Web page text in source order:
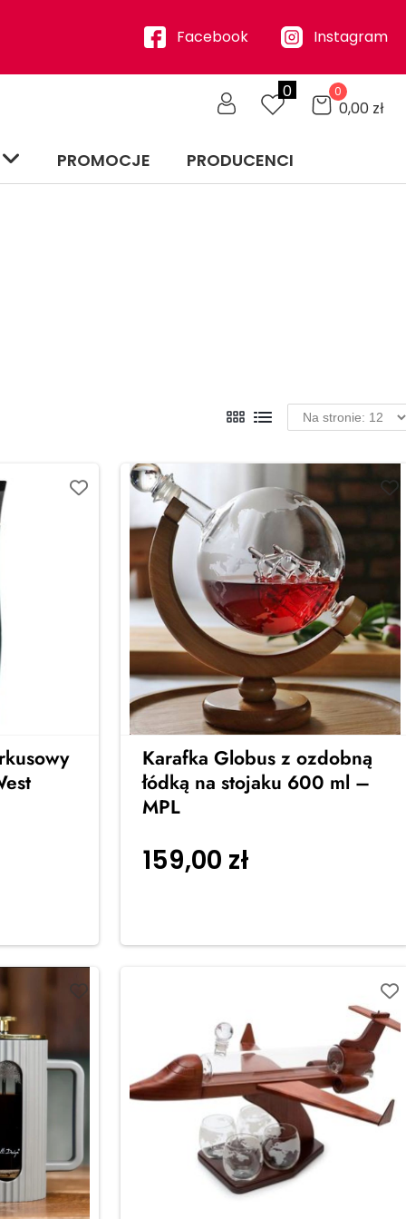
Facebook Instagram
0 0
0,00 zł
PROMOCJE PRODUCENCI
Karafka Globus z ozdobną
łódką na stojaku 600 ml –
MPL
159,00 zł